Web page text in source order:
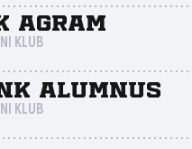
Agram
KLUB
Alumnus
KLUB